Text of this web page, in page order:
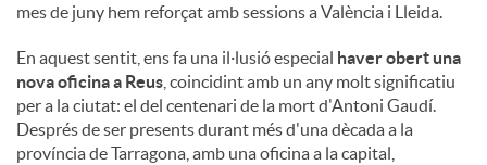
mes de juny hem reforçat amb sessions a València i Lleida.
En aquest sentit, ens fa una il·lusió especial haver obert una
nova oficina a Reus , coincidint amb un any molt significatiu
per a la ciutat: el del centenari de la mort d'Antoni Gaudí.
Després de ser presents durant més d'una dècada a la
província de Tarragona, amb una oficina a la capital,